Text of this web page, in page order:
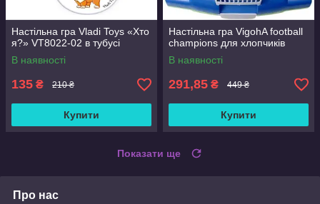
Настільна гра Vladi Toys «Хто
я?» VT8022-02 в тубусі
В наявності
135 ₴ 210 ₴
Купити
Настільна гра VigohA football
champions для хлопчиків
В наявності
291,85 ₴ 449 ₴
Купити
Показати ще
Про нас